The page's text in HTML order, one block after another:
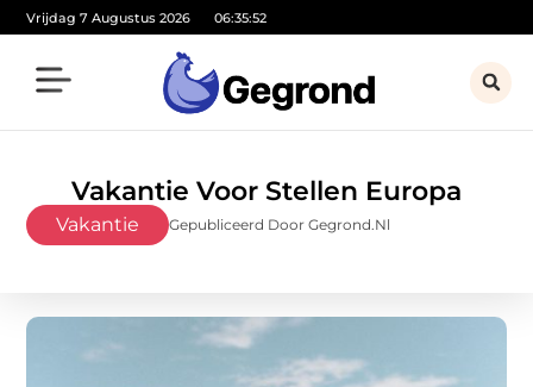
Vrijdag 7 Augustus 2026 06:35:54
Vakantie Voor Stellen Europa
Vakantie Gepubliceerd Door Gegrond.nl